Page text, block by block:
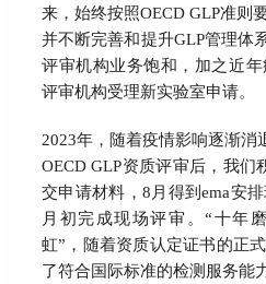
来，始终按照OECD GLP准则
并不断完善和提升GLP管理体
评审机构业务饱和，加之近
评审机构受理新实验室申请。
2023年，随着疫情影响逐渐消
OECD GLP资质评审后，我
交申请材料，8月得到ema安
月初完成现场评审。“十年
虹”，随着资质认定证书的正
了符合国际标准的检测服务能